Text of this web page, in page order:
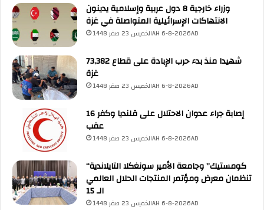
وزراء خارجية 8 دول عربية وإسلامية يدينون
الانتهاكات الإسرائيلية المتواصلة في غزة
الخميس 23 صفر 1448AH 6-8-2026AD
73,382 شهيدا منذ بدء حرب الإبادة على قطاع
غزة
الخميس 23 صفر 1448AH 6-8-2026AD
16 إصابة جراء عدوان الاحتلال على قلنديا وكفر
عقب
الخميس 23 صفر 1448AH 6-8-2026AD
“كومستيك” وجامعة الأمير سونغكلا التايلاندية
تنظمان معرض ومؤتمر المنتجات الحلال العالمي
الـ 15
الخميس 23 صفر 1448AH 6-8-2026AD